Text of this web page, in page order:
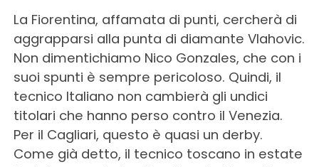
La Fiorentina, affamata di punti, cercherà di
aggrapparsi alla punta di diamante Vlahovic.
Non dimentichiamo Nico Gonzales, che con i
suoi spunti è sempre pericoloso. Quindi, il
tecnico Italiano non cambierà gli undici
titolari che hanno perso contro il Venezia.
Per il Cagliari, questo è quasi un derby.
Come già detto, il tecnico toscano in estate